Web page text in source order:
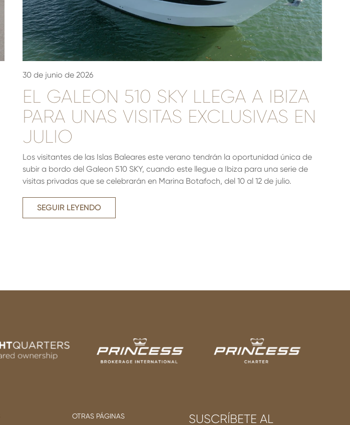
30 de junio de 2026
EL GALEON 510 SKY LLEGA A IBIZA
PARA UNAS VISITAS EXCLUSIVAS EN
JULIO
Los visitantes de las Islas Baleares este verano tendrán la oportunidad única de
subir a bordo del Galeon 510 SKY, cuando este llegue a Ibiza para una serie de
visitas privadas que se celebrarán en Marina Botafoch, del 10 al 12 de julio.
SEGUIR LEYENDO
OTRAS PÁGINAS SUSCRÍBETE AL